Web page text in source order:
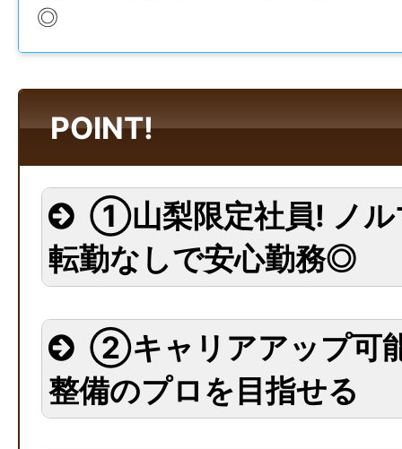
◎
POINT!
①山梨限定社員! ノル
転勤なしで安心勤務◎
②キャリアアップ可
整備のプロを目指せる